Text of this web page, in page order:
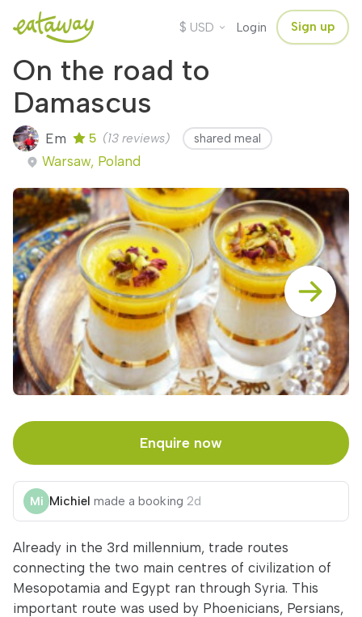
$ USD Login Sign up
On the road to
Damascus
Em 5 (13 reviews) shared meal
Warsaw, Poland
Enquire now
Michiel made a booking 2d
Already in the 3rd millennium, trade routes
connecting the two main centres of civilization of
Mesopotamia and Egypt ran through Syria. This
important route was used by Phoenicians, Persians,